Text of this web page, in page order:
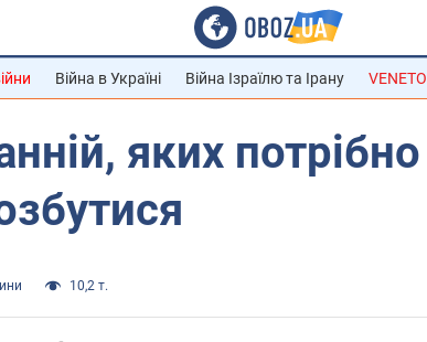
Війна в Україні Війна Ізраїлю та Ірану VENETO
яких потрібно
10,2 т.